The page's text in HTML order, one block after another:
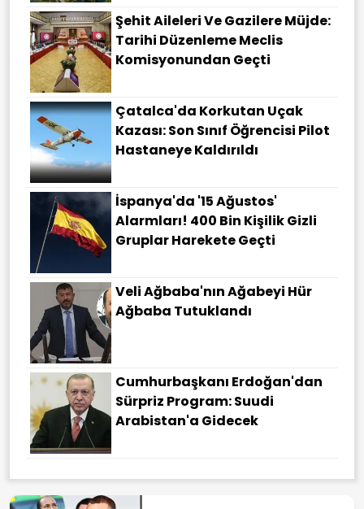
Şehit Aileleri Ve Gazilere Müjde:
Tarihi Düzenleme Meclis
Komisyonundan Geçti
Çatalca'da Korkutan Uçak
Kazası: Son Sınıf Öğrencisi Pilot
Hastaneye Kaldırıldı
İspanya'da '15 Ağustos'
Alarmları! 400 Bin Kişilik Gizli
Gruplar Harekete Geçti
Veli Ağbaba'nın Ağabeyi Hür
Ağbaba Tutuklandı
Cumhurbaşkanı Erdoğan'dan
Sürpriz Program: Suudi
Arabistan'a Gidecek